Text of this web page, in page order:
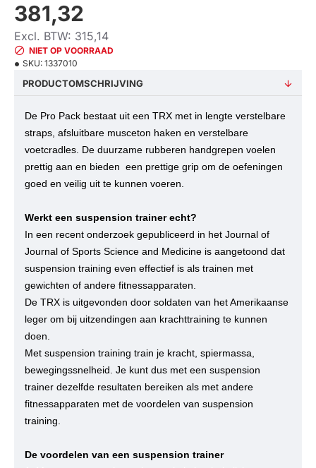
381,32
Excl. BTW: 315,14
NIET OP VOORRAAD
SKU: 1337010
PRODUCTOMSCHRIJVING
De Pro Pack bestaat uit een TRX met in lengte verstelbare
straps, afsluitbare musceton haken en verstelbare
voetcradles. De duurzame rubberen handgrepen voelen
prettig aan en bieden een prettige grip om de oefeningen
goed en veilig uit te kunnen voeren.
Werkt ​een suspension trainer echt?
In een recent onderzoek gepubliceerd in het Journal of
Journal of Sports Science and Medicine is aangetoond dat
suspension training even effectief is als trainen met
gewichten of andere fitnessapparaten.
De TRX is uitgevonden door soldaten van het Amerikaanse
leger om bij uitzendingen aan krachttraining te kunnen
doen.
Met suspension training train je kracht, spiermassa,
bewegingssnelheid. Je kunt dus met een suspension
trainer dezelfde resultaten bereiken als met andere
fitnessapparaten met de voordelen van suspension
training.
De voordelen van een suspension trainer